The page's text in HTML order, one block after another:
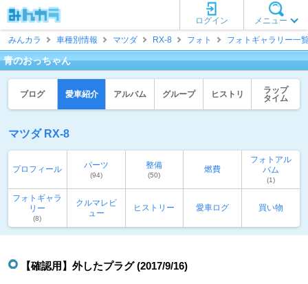
メニュー
ログイン
みんカラ
車種別情報 マツダ RX-8 フォト フォトギャラリー一
青のおっちゃん
ブログ 愛車紹介 アルバム グループ ヒストリ
ラップ
タイム
マツダ RX-8
プロフィール パーツ
(94)
整備
(50)
燃費
フォトアル
バム
(1)
フォトギャラ
リー
(8)
クルマレビ
ュー
ヒストリー 愛車ログ 買い物
【確認用】外したプラグ (2017/9/16)